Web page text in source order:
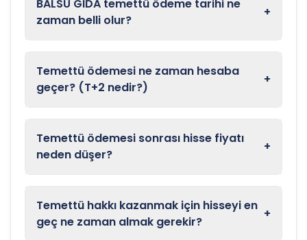
BALSU GIDA temettü ödeme tarihi ne
zaman belli olur?
+
Temettü ödemesi ne zaman hesaba
geçer? (T+2 nedir?)
+
Temettü ödemesi sonrası hisse fiyatı
neden düşer?
+
Temettü hakkı kazanmak için hisseyi en
geç ne zaman almak gerekir?
+